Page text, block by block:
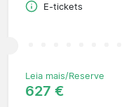
E-tickets
Leia mais/Reserve
627 €